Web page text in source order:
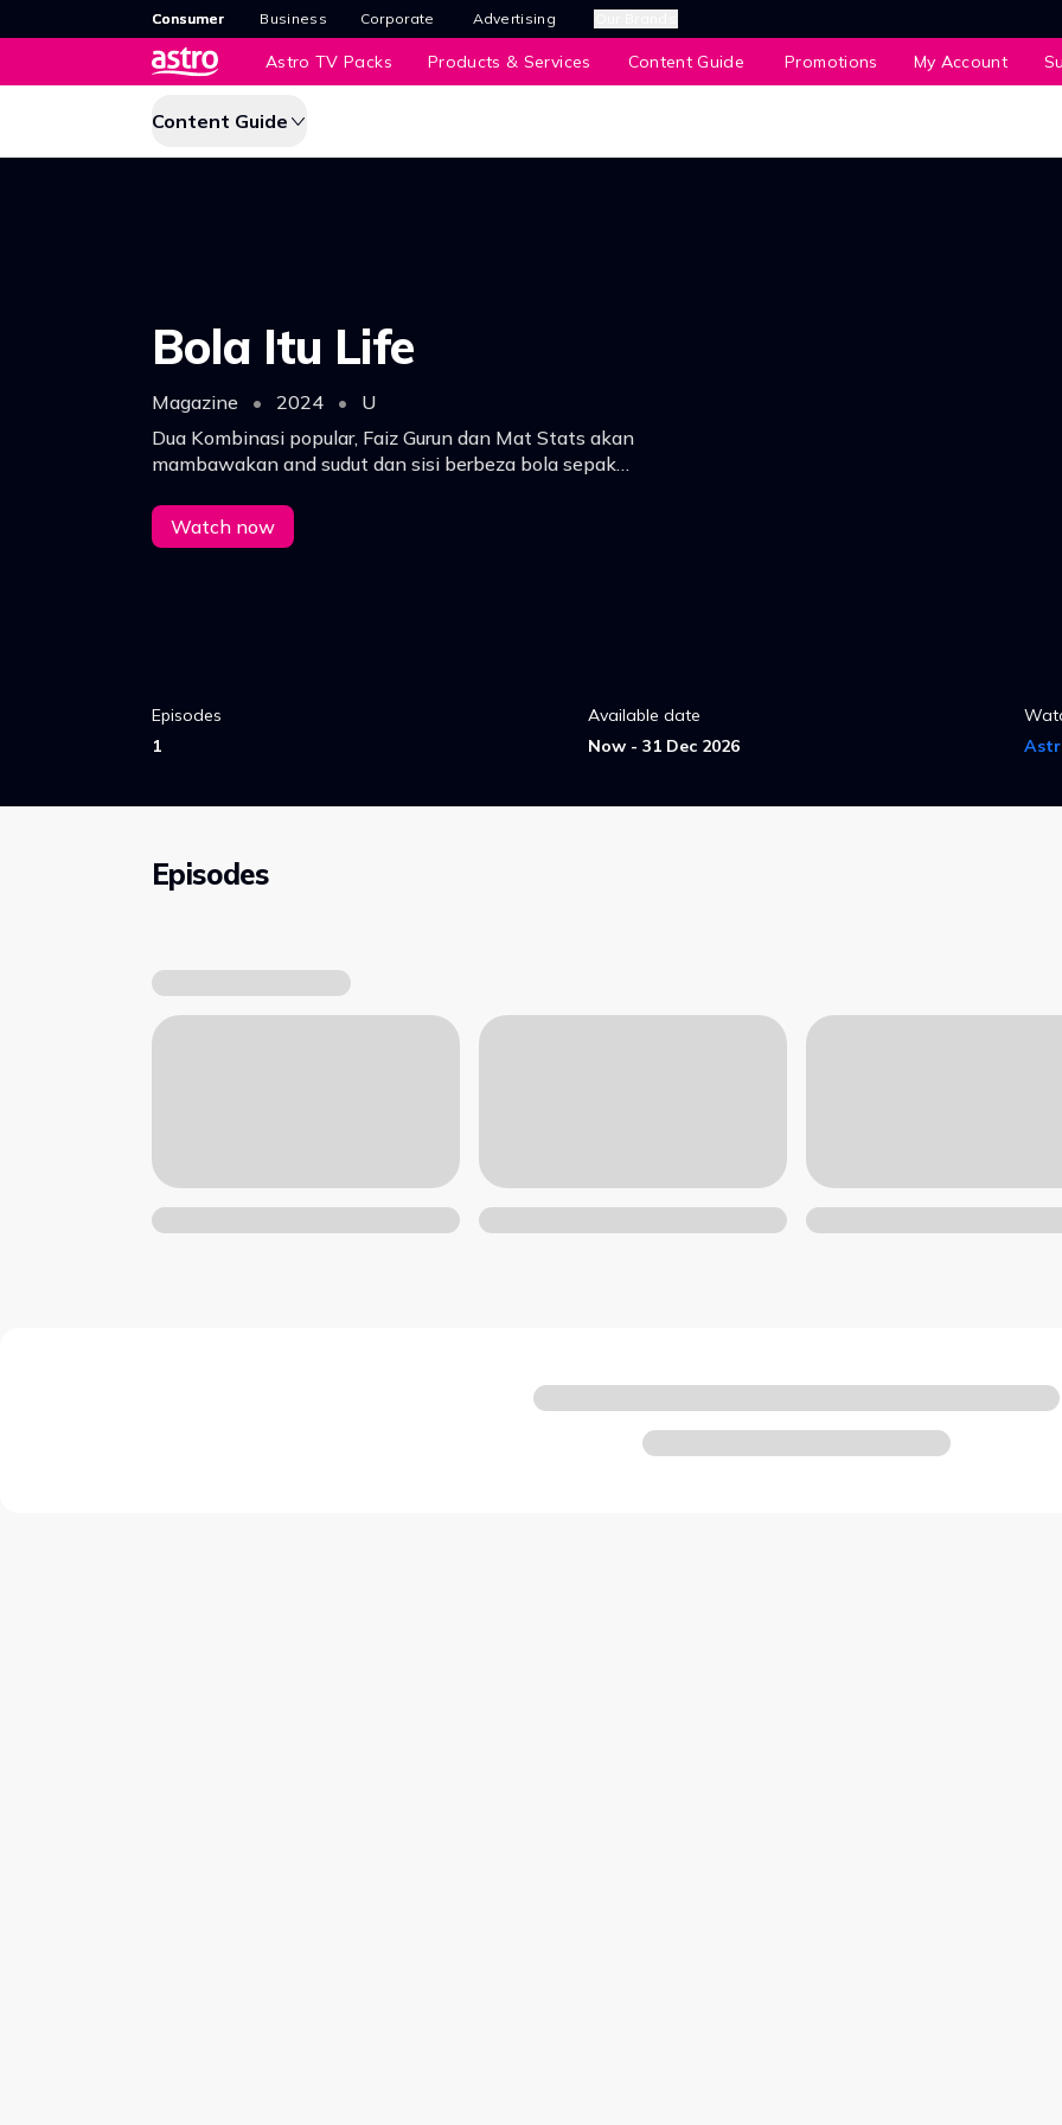
Consumer Business Corporate Advertising
Astro TV Packs Products & Services Content Guide Promotions My Account
Content Guide
Bola Itu Life
Magazine • 2024 •
U
Dua Kombinasi popular, Faiz Gurun dan Mat Stats akan
mambawakan and sudut dan sisi berbeza bola sepak
masa kini.
Watch now
Episodes
1
Available date
Now - 31 Dec 2026
Episodes